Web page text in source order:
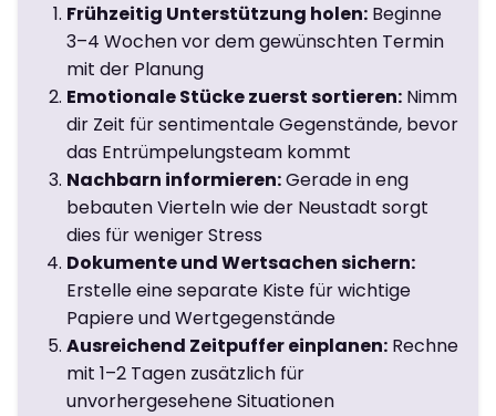
Frühzeitig Unterstützung holen: Beginne
3–4 Wochen vor dem gewünschten Termin
mit der Planung
Emotionale Stücke zuerst sortieren: Nimm
dir Zeit für sentimentale Gegenstände, bevor
das Entrümpelungsteam kommt
Nachbarn informieren:Gerade in eng
bebauten Vierteln wie der Neustadt sorgt
dies für weniger Stress
Dokumente und Wertsachen sichern:
Erstelle eine separate Kiste für wichtige
Papiere und Wertgegenstände
Ausreichend Zeitpuffer einplanen: Rechne
mit 1–2 Tagen zusätzlich für
unvorhergesehene Situationen